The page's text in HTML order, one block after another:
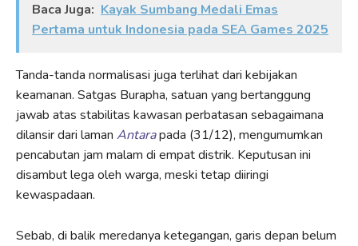
Baca Juga: Kayak Sumbang Medali Emas
Pertama untuk Indonesia pada SEA Games 2025
Tanda-tanda normalisasi juga terlihat dari kebijakan
keamanan. Satgas Burapha, satuan yang bertanggung
jawab atas stabilitas kawasan perbatasan sebagaimana
dilansir dari laman Antarapada (31/12), mengumumkan
pencabutan jam malam di empat distrik. Keputusan ini
disambut lega oleh warga, meski tetap diiringi
kewaspadaan.
Sebab, di balik meredanya ketegangan, garis depan belum